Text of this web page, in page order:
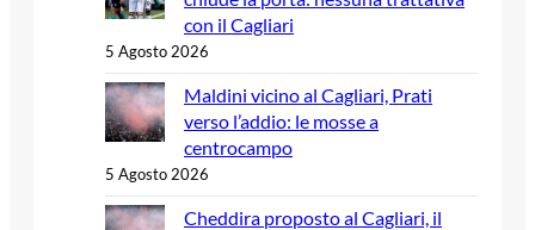
con il Cagliari
5 Agosto 2026
Maldini vicino al Cagliari, Prati
verso l’addio: le mosse a
centrocampo
5 Agosto 2026
Cheddira proposto al Cagliari, il